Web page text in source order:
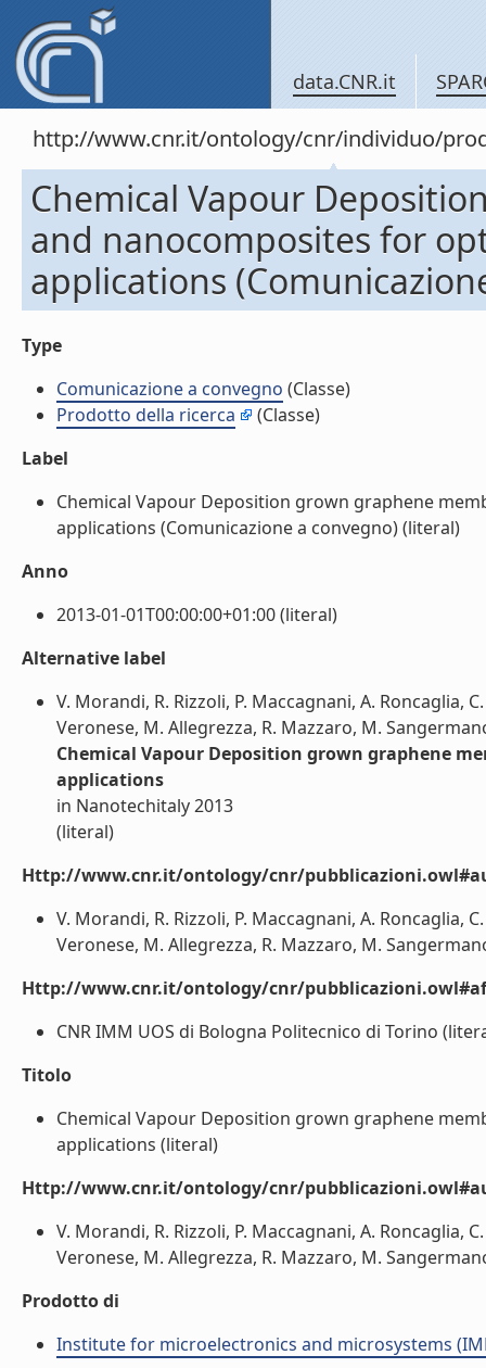
data.CNR.it
http://www.cnr.it/ontology/cnr/individuo/
Chemical Vapour
and nanocomposites for
applications
Type
Comunicazione a convegno (Classe)
Prodotto della ricerca
(Classe)
Label
Chemical Vapour Deposition grown graphene
applications (Comunicazione a convegno) (literal)
Anno
2013-01-01T00:00:00+01:00 (literal)
Alternative label
V. Morandi, R. Rizzoli, P. Maccagnani, A. Roncaglia,
Veronese, M. Allegrezza, R. Mazzaro, M.
Chemical Vapour Deposition grown graphene
applications
in Nanotechitaly 2013
(literal)
Http://www.cnr.it/ontology/cnr/
V. Morandi, R. Rizzoli, P. Maccagnani, A. Roncaglia,
Veronese, M. Allegrezza, R. Mazzaro, M.
Http://www.cnr.it/ontology/cnr/
CNR IMM UOS di Bologna Politecnico di Torino
Titolo
Chemical Vapour Deposition grown graphene
applications (literal)
Http://www.cnr.it/ontology/cnr/
V. Morandi, R. Rizzoli, P. Maccagnani, A. Roncaglia,
Veronese, M. Allegrezza, R. Mazzaro, M.
Prodotto di
Institute for microelectronics and microsystems